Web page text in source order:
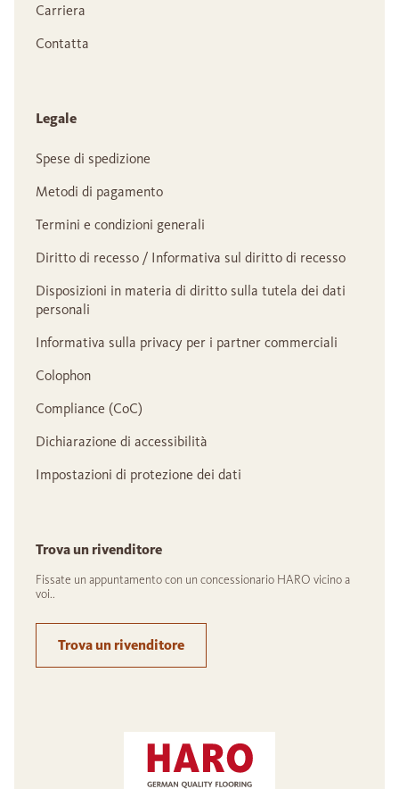
Carriera
Contatta
Legale
Spese di spedizione
Metodi di pagamento
Termini e condizioni generali
Diritto di recesso / Informativa sul diritto di recesso
Disposizioni in materia di diritto sulla tutela dei dati
personali
Informativa sulla privacy per i partner commerciali
Colophon
Compliance (CoC)
Dichiarazione di accessibilità
Impostazioni di protezione dei dati
Trova un rivenditore
Fissate un appuntamento con un concessionario HARO vicino a
voi..
Trova un rivenditore